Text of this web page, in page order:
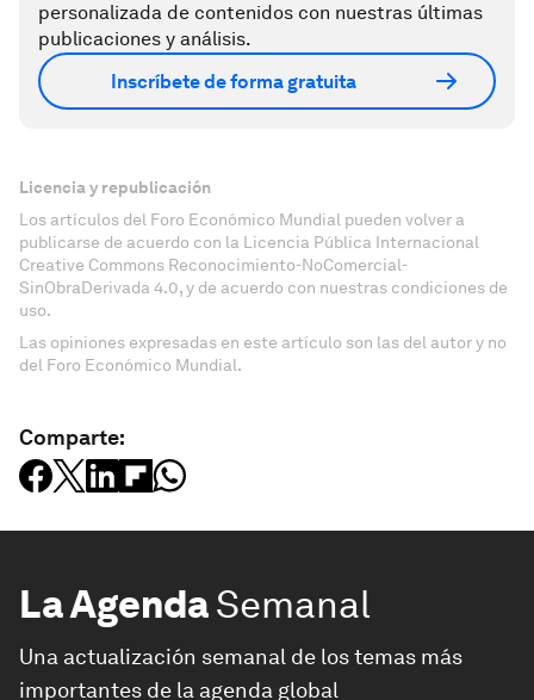
personalizada de contenidos con nuestras últimas
publicaciones y análisis.
Inscríbete de forma gratuita
Licencia y republicación
Los artículos del Foro Económico Mundial pueden volver a
publicarse de acuerdo con la Licencia Pública Internacional
Creative Commons Reconocimiento-NoComercial-
SinObraDerivada 4.0, y de acuerdo con nuestras condiciones de
uso.
Las opiniones expresadas en este artículo son las del autor y no
del Foro Económico Mundial.
Comparte:
La AgendaSemanal
Una actualización semanal de los temas más
importantes de la agenda global